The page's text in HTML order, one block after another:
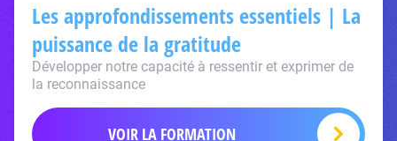
Les approfondissements essentiels | La
puissance de la gratitude
Développer notre capacité à ressentir et exprimer de
la reconnaissance
VOIR LA FORMATION